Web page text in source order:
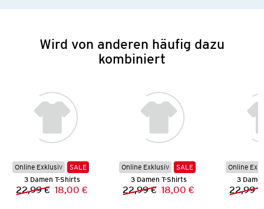
Wird von anderen häufig dazu
kombiniert
Online Exklusiv
SALE
3 Damen T-Shirts
Vorheriger Preis:
22,99 € Neuer Preis:
18,00 €
Online Exklusiv
SALE
3 Damen T-Shirts
Vorheriger Preis:
22,99 € Neuer Preis:
18,00 €
Online
3
22,99 €